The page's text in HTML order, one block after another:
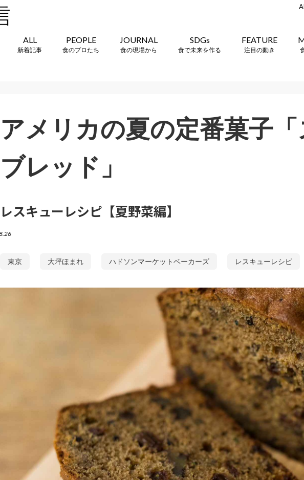
ALL
新着記事
PEOPLE
食のプロたち
JOURNAL
食の現場から
SDGs
食で未来を作る
FEATURE
注目の動き
アメリカの夏の定番菓子
ブレッド」
レスキューレシピ【夏野菜編】
東京 大坪ほまれ ハドソンマーケットベーカーズ レスキューレシピ